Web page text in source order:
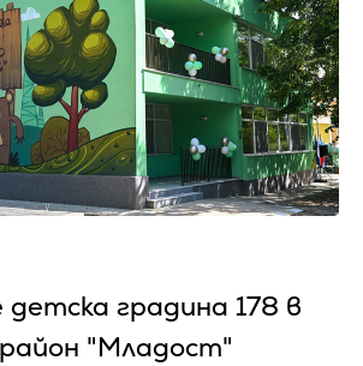
градина 178 в
"Младост"